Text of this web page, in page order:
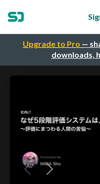
Upgrade to Pro —
downloads,